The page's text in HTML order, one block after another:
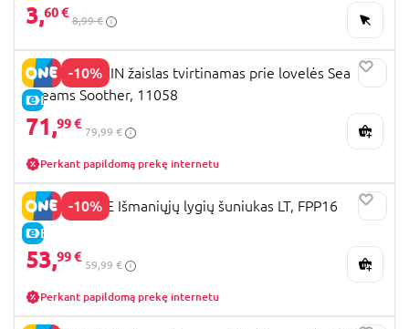
3,60 €
8,99 €
-10%
E-KAINA
BABY EINSTEIN žaislas tvirtinamas prie lovelės Sea
Dreams Soother, 11058
71,99 €
79,99 €
Perkant papildomą prekę internetu
-10%
E-KAINA
FISHER-PRICE Išmaniųjų lygių šuniukas LT, FPP16
53,99 €
59,99 €
Perkant papildomą prekę internetu